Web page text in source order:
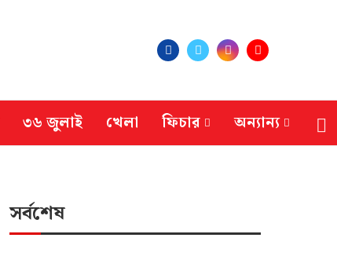
৩৬ জুলাই খেলা ফিচার অন্যান্য
সর্বশেষ